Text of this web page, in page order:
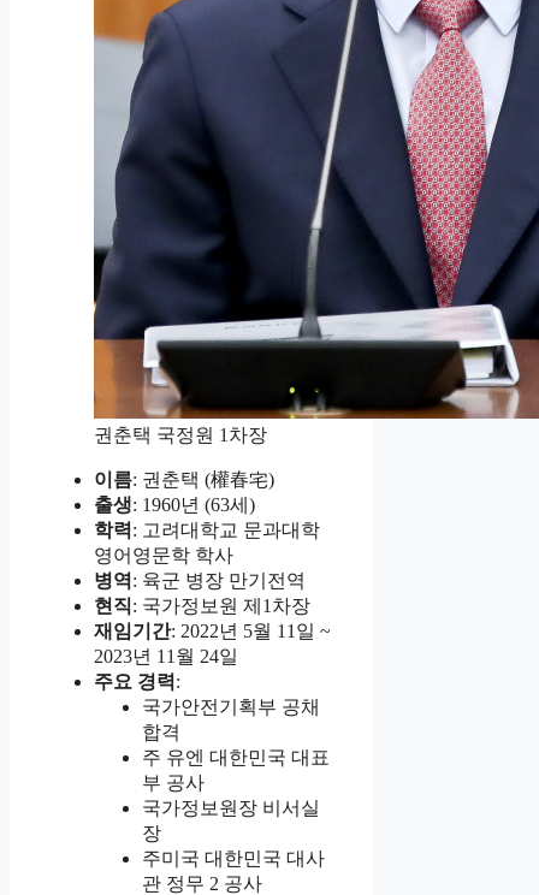
권춘택 국정원 1차장
이름: 권춘택 (權春宅)
출생: 1960년 (63세)
학력 : 고려대학교 문과대학
영어영문학 학사
병역 : 육군 병장 만기전역
현직: 국가정보원 제1차장
재임기간: 2022년 5월 11일 ~
2023년 11월 24일
주요 경력 :
국가안전기획부 공채
합격
주 유엔 대한민국 대표
부 공사
국가정보원장 비서실
장
주미국 대한민국 대사
관 정무 2 공사